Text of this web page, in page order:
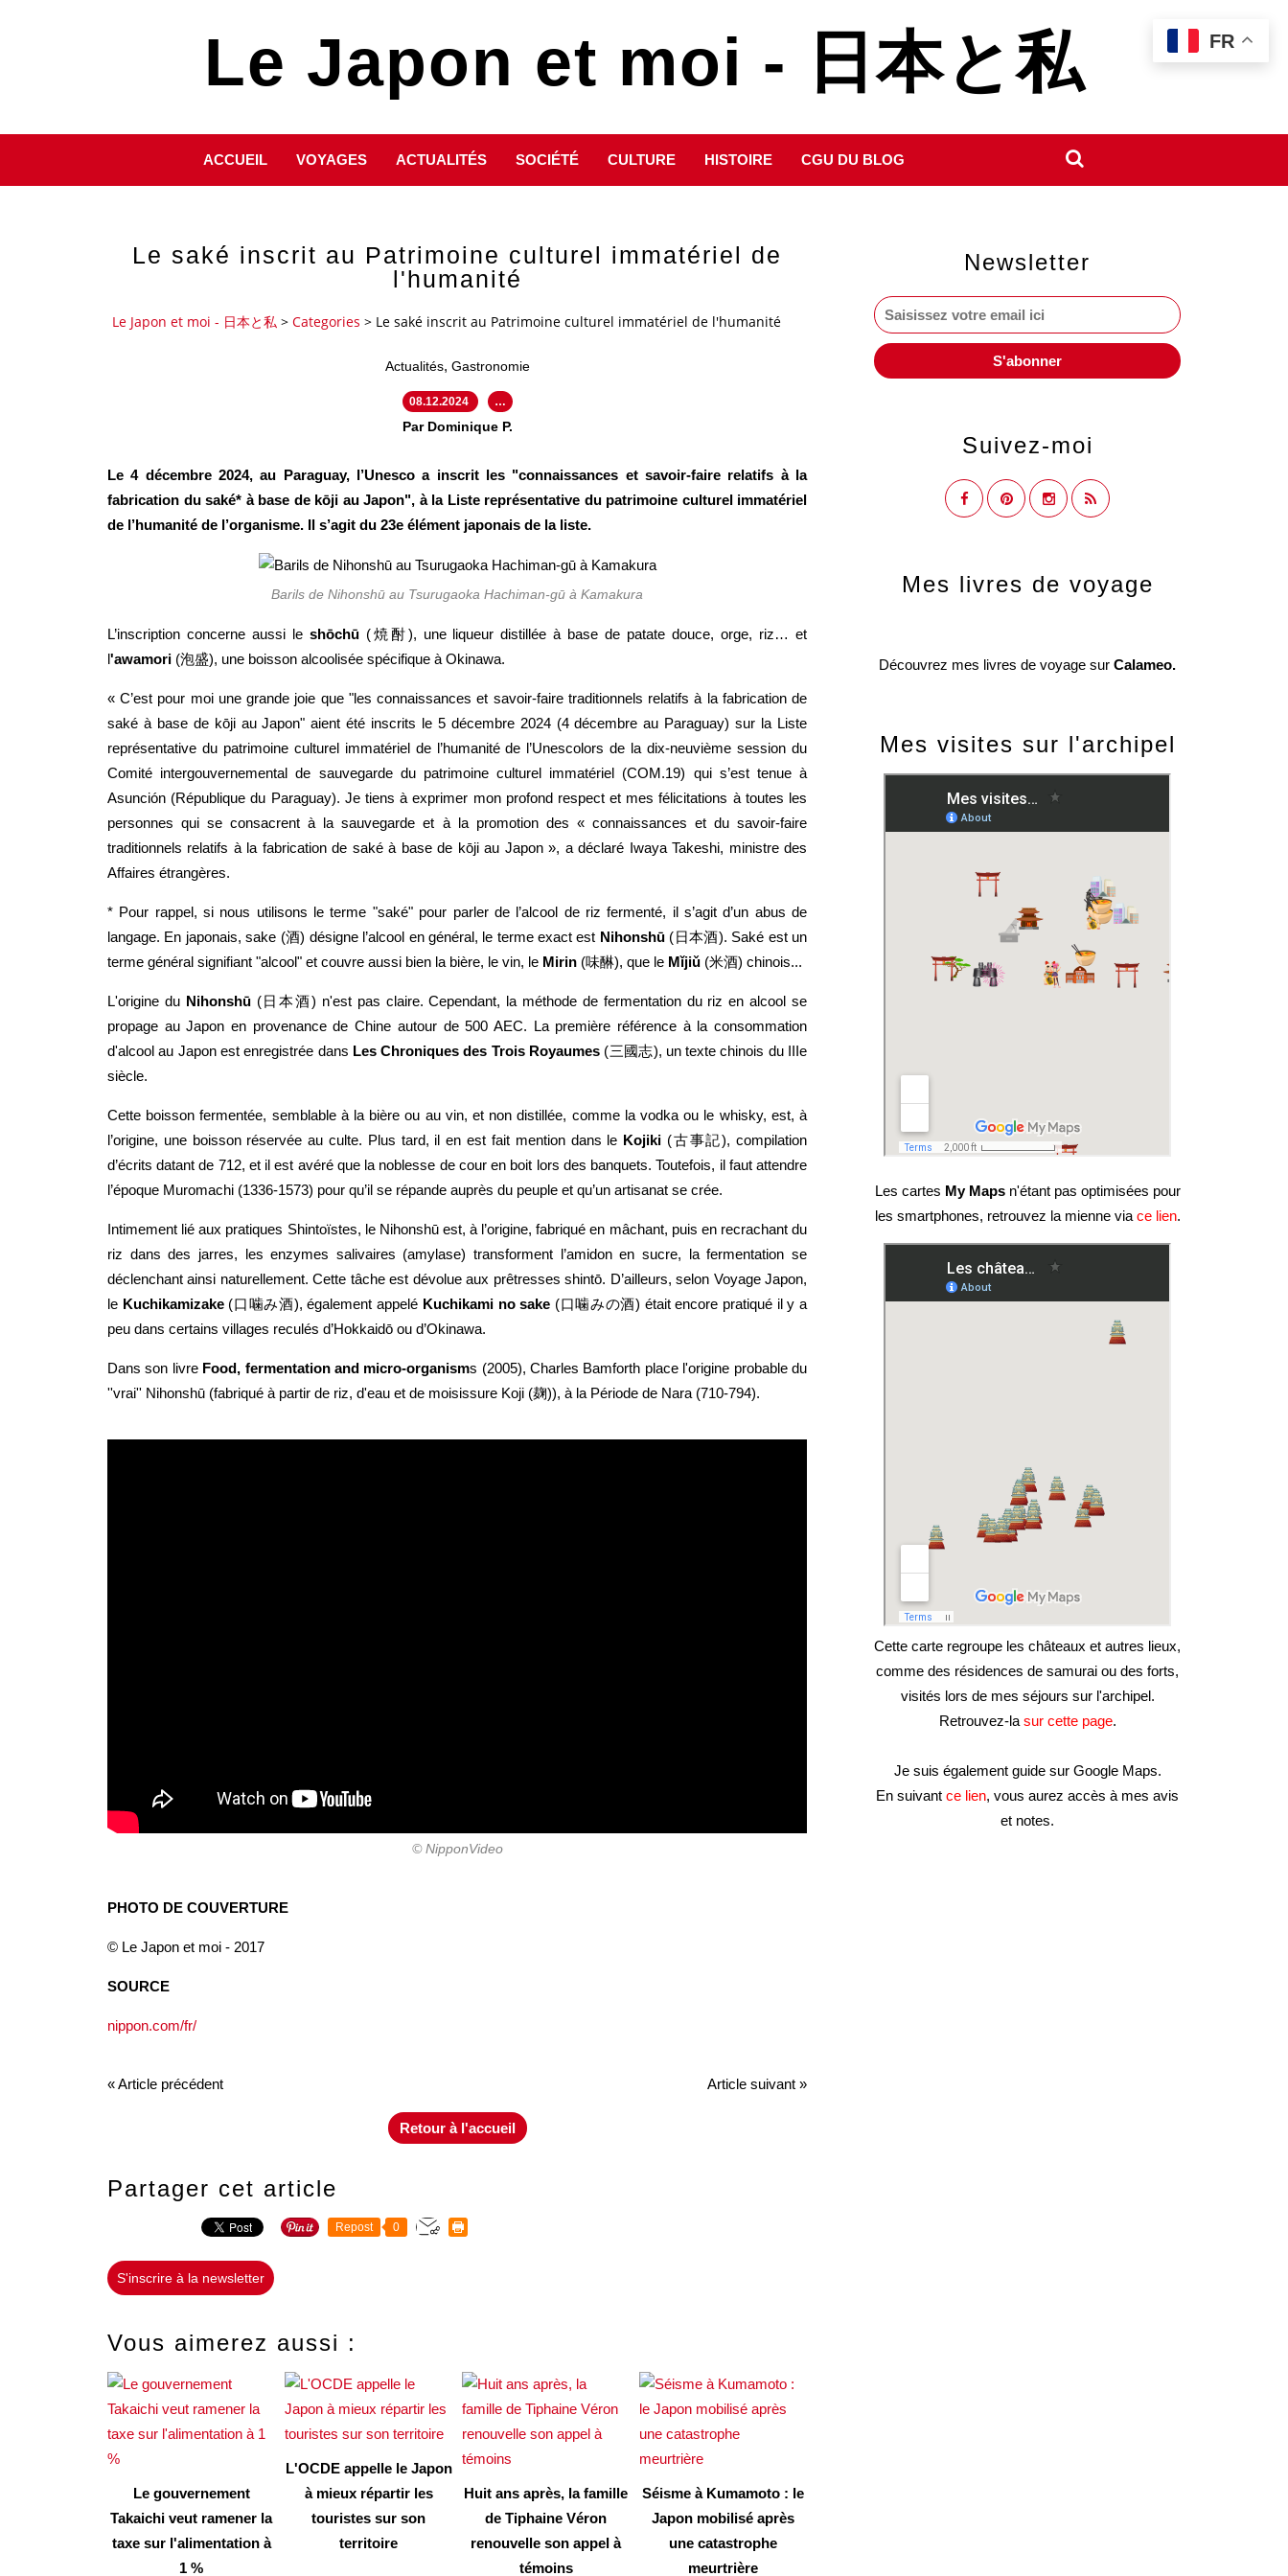
Le Japon et moi - 日本と私
ACCUEIL VOYAGES ACTUALITÉS SOCIÉTÉ CULTURE HISTOIRE CGU DU BLOG
Le saké inscrit au Patrimoine culturel immatériel de
l'humanité
Le Japon et moi - 日本と私 > Categories > Le saké inscrit au Patrimoine culturel immatériel de l'humanité
Actualités, Gastronomie
08.12.2024 …
Par Dominique P.
Le 4 décembre 2024, au Paraguay, l’Unesco a inscrit les "connaissances et savoir-faire relatifs à la
fabrication du saké* à base de kōji au Japon", à la Liste représentative du patrimoine culturel immatériel
de l’humanité de l’organisme. Il s’agit du 23e élément japonais de la liste.
Barils de Nihonshū au Tsurugaoka Hachiman-gū à Kamakura
L’inscription concerne aussi le shōchū (焼酎), une liqueur distillée à base de patate douce, orge, riz… et
l'awamori (泡盛), une boisson alcoolisée spécifique à Okinawa.
« C’est pour moi une grande joie que "les connaissances et savoir-faire traditionnels relatifs à la fabrication de
saké à base de kōji au Japon" aient été inscrits le 5 décembre 2024 (4 décembre au Paraguay) sur la Liste
représentative du patrimoine culturel immatériel de l’humanité de l’Unescolors de la dix-neuvième session du
Comité intergouvernemental de sauvegarde du patrimoine culturel immatériel (COM.19) qui s’est tenue à
Asunción (République du Paraguay). Je tiens à exprimer mon profond respect et mes félicitations à toutes les
personnes qui se consacrent à la sauvegarde et à la promotion des « connaissances et du savoir-faire
traditionnels relatifs à la fabrication de saké à base de kōji au Japon », a déclaré Iwaya Takeshi, ministre des
Affaires étrangères.
* Pour rappel, si nous utilisons le terme "saké" pour parler de l’alcool de riz fermenté, il s’agit d’un abus de
langage. En japonais, sake (酒) désigne l’alcool en général, le terme exact est Nihonshū (日本酒). Saké est un
terme général signifiant "alcool" et couvre aussi bien la bière, le vin, le Mirin (味醂), que le Mǐjiǔ (米酒) chinois...
L'origine du Nihonshū (日本酒) n'est pas claire. Cependant, la méthode de fermentation du riz en alcool se
propage au Japon en provenance de Chine autour de 500 AEC. La première référence à la consommation
d'alcool au Japon est enregistrée dans Les Chroniques des Trois Royaumes (三國志), un texte chinois du IIIe
siècle.
Cette boisson fermentée, semblable à la bière ou au vin, et non distillée, comme la vodka ou le whisky, est, à
l’origine, une boisson réservée au culte. Plus tard, il en est fait mention dans le Kojiki (古事記), compilation
d’écrits datant de 712, et il est avéré que la noblesse de cour en boit lors des banquets. Toutefois, il faut attendre
l’époque Muromachi (1336-1573) pour qu’il se répande auprès du peuple et qu’un artisanat se crée.
Intimement lié aux pratiques Shintoïstes, le Nihonshū est, à l’origine, fabriqué en mâchant, puis en recrachant du
riz dans des jarres, les enzymes salivaires (amylase) transforment l’amidon en sucre, la fermentation se
déclenchant ainsi naturellement. Cette tâche est dévolue aux prêtresses shintō. D’ailleurs, selon Voyage Japon,
le Kuchikamizake (口噛み酒), également appelé Kuchikami no sake (口噛みの酒) était encore pratiqué il y a
peu dans certains villages reculés d’Hokkaidō ou d’Okinawa.
Dans son livre Food, fermentation and micro-organisms (2005), Charles Bamforth place l'origine probable du
''vrai'' Nihonshū (fabriqué à partir de riz, d'eau et de moisissure Koji (麹)), à la Période de Nara (710-794).
© NipponVideo
PHOTO DE COUVERTURE
© Le Japon et moi - 2017
SOURCE
nippon.com/fr/
« Article précédent Article suivant »
Retour à l'accueil
Partager cet article
Repost 0
S'inscrire à la newsletter
Vous aimerez aussi :
Le gouvernement
Takaichi veut ramener la
taxe sur l'alimentation à
1 %
L'OCDE appelle le Japon
à mieux répartir les
touristes sur son
territoire
Huit ans après, la famille
de Tiphaine Véron
renouvelle son appel à
témoins
Séisme à Kumamoto : le
Japon mobilisé après
une catastrophe
meurtrière
Newsletter
Suivez-moi
Mes livres de voyage
Découvrez mes livres de voyage sur Calameo.
Mes visites sur l'archipel
Les cartes My Mapsn'étant pas optimisées pour
les smartphones, retrouvez la mienne via ce lien.
Cette carte regroupe les châteaux et autres lieux,
comme des résidences de samurai ou des forts,
visités lors de mes séjours sur l'archipel.
Retrouvez-la sur cette page.
Je suis également guide sur Google Maps.
En suivant ce lien, vous aurez accès à mes avis
et notes.
FR